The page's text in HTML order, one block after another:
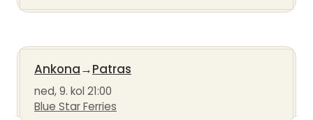
Ankona→Patras
ned, 9. kol 21:00
Blue Star Ferries